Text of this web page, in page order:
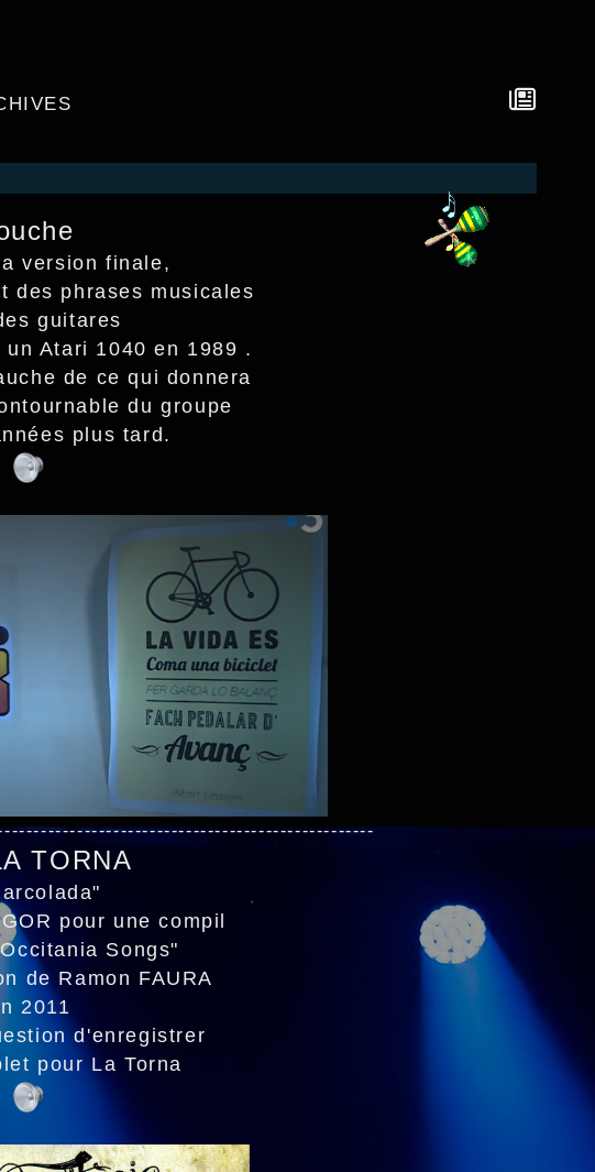
version finale,
des phrases musicales
guitares
Atari 1040 en 1989 .
de ce qui donnera
du groupe
plus tard.
TORNA
pour une compil
Songs"
de Ramon FAURA
2011
d'enregistrer
pour La Torna